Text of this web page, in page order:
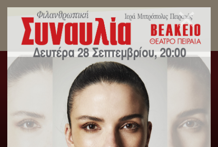
Πρόγραμμα Χοροστασιών και Ιερουργιών
Σεβασμιωτάτου Μητροπολίτου Πειραιώς
κ.Σεραφείμ κατά την Αγία και Μεγάλη Εβδομάδα
2019